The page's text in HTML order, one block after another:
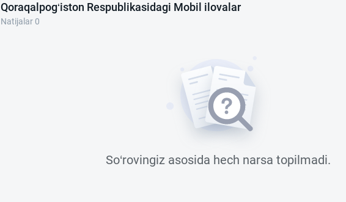
Qoraqalpog‘iston Respublikasidagi Mobil ilovalar
Natijalar 0
So‘rovingiz asosida hech narsa topilmadi.